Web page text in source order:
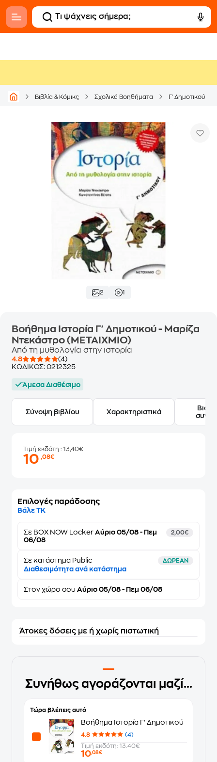
Βιβλία & Κόμικς Σχολικά Βοηθήματα Γ' Δημοτικού
2 1
Βοήθημα Ιστορία Γ' Δημοτικού - Μαρίζα
Ντεκάστρο (ΜΕΤΑΙΧΜΙΟ)
Από τη μυθολογία στην ιστορία
4.8
(4)
ΚΩΔΙΚΟΣ: 0212325
Άμεσα Διαθέσιμο
Σύνοψη βιβλίου Χαρακτηριστικά
Τιμή εκδότη : 13,40€
10,08€
Επιλογές παράδοσης
Βάλε ΤΚ
Σε BOX NOW Locker Αύριο 05/08 - Πεμ
06/08
2,00€
Σε κατάστημα Public ΔΩΡΕΑΝ
Διαθεσιμότητα ανά κατάστημα
Στον χώρο σου Αύριο 05/08 - Πεμ 06/08
Άτοκες δόσεις με ή χωρίς πιστωτική
Συνήθως αγοράζονται μαζί...
Τώρα βλέπεις αυτό
Βοήθημα Ιστορία Γ' Δημοτικού
4.8
(4)
Τιμή εκδότη: 13.40€
10,08€